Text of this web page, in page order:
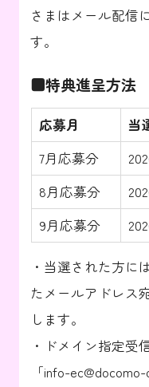
さまはメール配信
す。
■特典進呈方法
応募月
当
7月応募分
8月応募分
9月応募分
・当選された方に
たメールアドレス
します。
・ドメイン指定受
「info-